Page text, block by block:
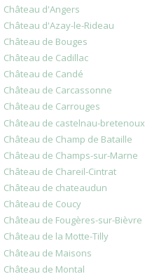
Château d'Angers
Château d'Azay-le-Rideau
Château de Bouges
Château de Cadillac
Château de Candé
Château de Carcassonne
Château de Carrouges
Château de castelnau-bretenoux
Château de Champ de Bataille
Château de Champs-sur-Marne
Château de Chareil-Cintrat
Château de chateaudun
Château de Coucy
Château de Fougères-sur-Bièvre
Château de la Motte-Tilly
Château de Maisons
Château de Montal